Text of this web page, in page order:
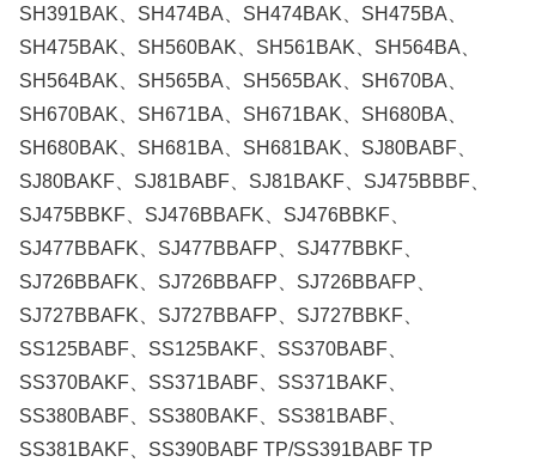
SH391BAK、SH474BA、SH474BAK、SH475BA、
SH475BAK、SH560BAK、SH561BAK、SH564BA、
SH564BAK、SH565BA、SH565BAK、SH670BA、
SH670BAK、SH671BA、SH671BAK、SH680BA、
SH680BAK、SH681BA、SH681BAK、SJ80BABF、
SJ80BAKF、SJ81BABF、SJ81BAKF、SJ475BBBF、
SJ475BBKF、SJ476BBAFK、SJ476BBKF、
SJ477BBAFK、SJ477BBAFP、SJ477BBKF、
SJ726BBAFK、SJ726BBAFP、SJ726BBAFP、
SJ727BBAFK、SJ727BBAFP、SJ727BBKF、
SS125BABF、SS125BAKF、SS370BABF、
SS370BAKF、SS371BABF、SS371BAKF、
SS380BABF、SS380BAKF、SS381BABF、
SS381BAKF、SS390BABF TP/SS391BABF TP